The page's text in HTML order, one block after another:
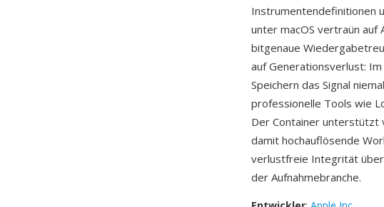
Instrumentendefinitionen
unter macOS vertraün auf
bitgenaue
auf Generationsverlust:
Speichern das Signal
professionelle Tools wie
Der Container unterstützt
damit hochauflösende
verlustfreie Integrität über
der Aufnahmebranche.